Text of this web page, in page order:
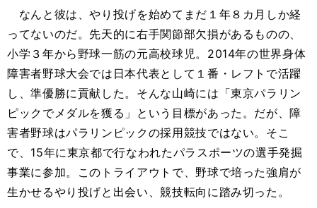
なんと彼は、やり投げを始めてまだ１年８カ月しか経
ってないのだ。先天的に右手関節部欠損があるものの、
小学３年から野球一筋の元高校球児。2014年の世界身体
障害者野球大会では日本代表として１番・レフトで活躍
し、準優勝に貢献した。そんな山崎には「東京パラリン
ピックでメダルを獲る」という目標があった。だが、障
害者野球はパラリンピックの採用競技ではない。そこ
で、15年に東京都で行なわれたパラスポーツの選手発掘
事業に参加。このトライアウトで、野球で培った強肩が
生かせるやり投げと出会い、競技転向に踏み切った。